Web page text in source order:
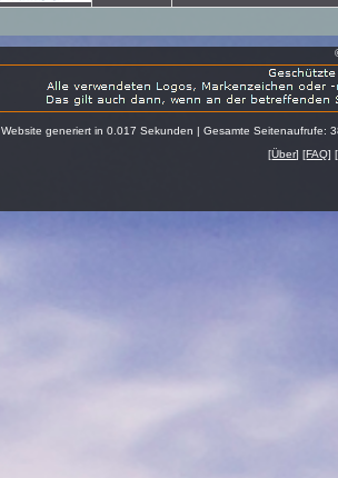
Website generiert in 0.017 Sekunden | Gesamte Seitenaufrufe:
[Über] [FAQ] [